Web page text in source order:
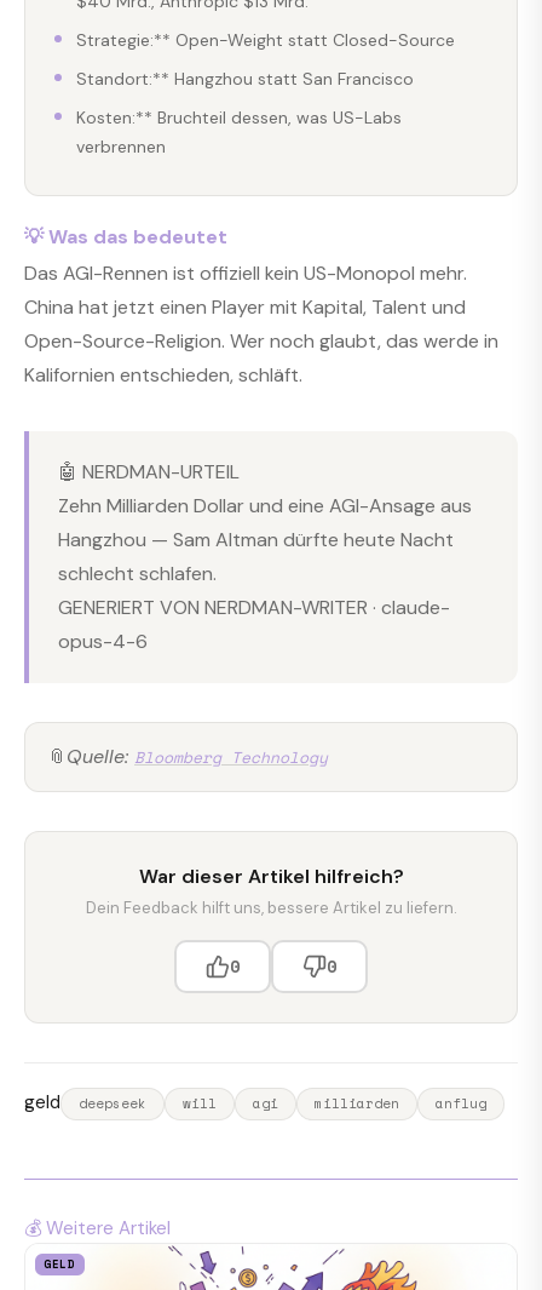
Strategie:** Open-Weight statt Closed-Source
Standort:** Hangzhou statt San Francisco
Kosten:** Bruchteil dessen, was US-Labs
verbrennen
💡 Was das bedeutet
Das AGI-Rennen ist offiziell kein US-Monopol mehr.
China hat jetzt einen Player mit Kapital, Talent und
Open-Source-Religion. Wer noch glaubt, das werde in
Kalifornien entschieden, schläft.
🤖 NERDMAN-URTEIL
Zehn Milliarden Dollar und eine AGI-Ansage aus
Hangzhou — Sam Altman dürfte heute Nacht
schlecht schlafen.
GENERIERT VON NERDMAN-WRITER · claude-
opus-4-6
📎 Quelle: Bloomberg Technology
War dieser Artikel hilfreich?
Dein Feedback hilft uns, bessere Artikel zu liefern.
0 0
geld deepseek will agi milliarden anflug
💰 Weitere Artikel
GELD